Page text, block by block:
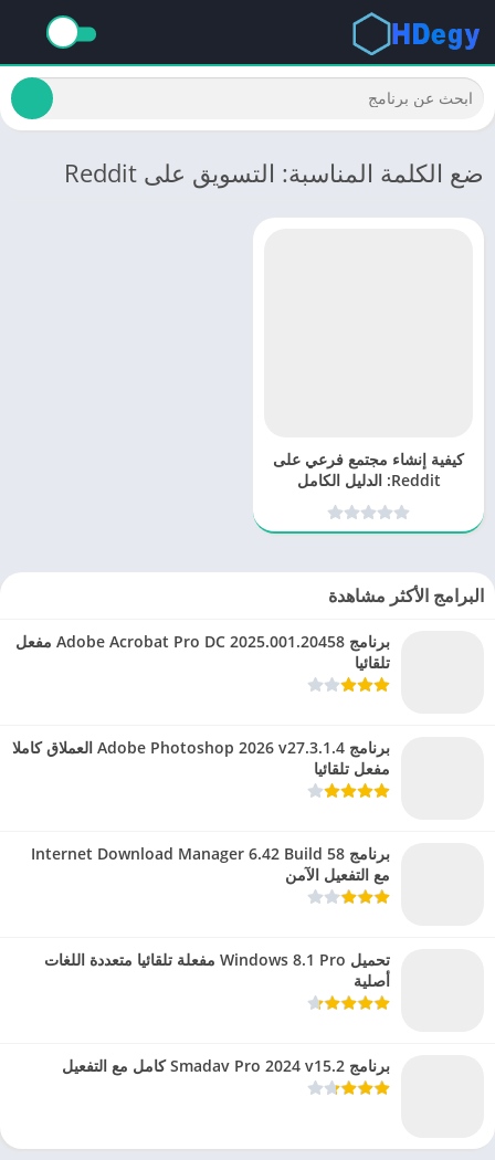
ضع الكلمة المناسبة: التسويق على Reddit
كيفية إنشاء مجتمع فرعي على
Reddit: الدليل الكامل
البرامج الأكثر مشاهدة
برنامج Adobe Acrobat Pro DC 2025.001.20458 مفعل
تلقائيا
برنامج Adobe Photoshop 2026 v27.3.1.4 العملاق كاملا
مفعل تلقائيا
برنامج Internet Download Manager 6.42 Build 58
مع التفعيل الآمن
تحميل Windows 8.1 Pro مفعلة تلقائيا متعددة اللغات
أصلية
برنامج Smadav Pro 2024 v15.2 كامل مع التفعيل